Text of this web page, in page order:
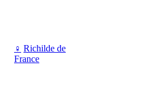
♀ Richilde de
France